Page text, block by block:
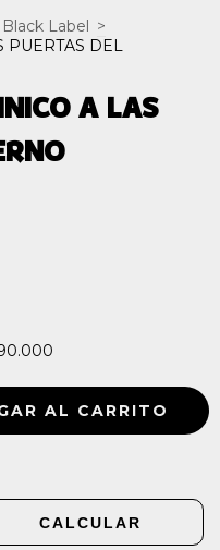
Black Label >
PUERTAS DEL
A LAS
CALCULAR